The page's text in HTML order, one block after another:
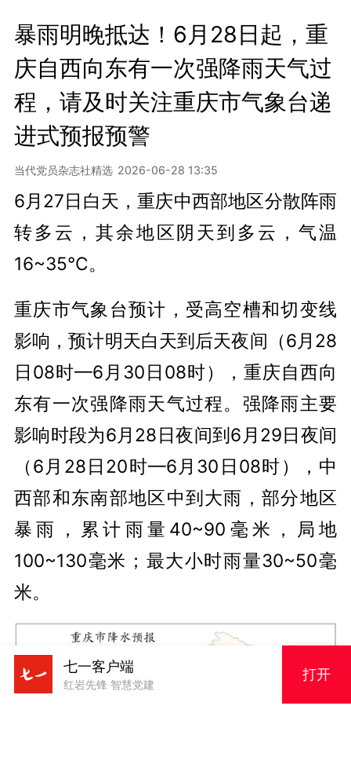
暴雨明晚抵达！6月28日起，重
庆自西向东有一次强降雨天气过
程，请及时关注重庆市气象台递
进式预报预警
当代党员杂志社精选 2026-06-28 13:35
6月27日白天，重庆中西部地区分散阵雨
转多云，其余地区阴天到多云，气温
16~35℃。
重庆市气象台预计，受高空槽和切变线
影响，预计明天白天到后天夜间（6月28
日08时—6月30日08时），重庆自西向
东有一次强降雨天气过程。强降雨主要
影响时段为6月28日夜间到6月29日夜间
（6月28日20时—6月30日08时），中
西部和东南部地区中到大雨，部分地区
暴雨，累计雨量40~90毫米，局地
100~130毫米；最大小时雨量30~50毫
米。
七一客户端
红岩先锋 智慧党建
打开